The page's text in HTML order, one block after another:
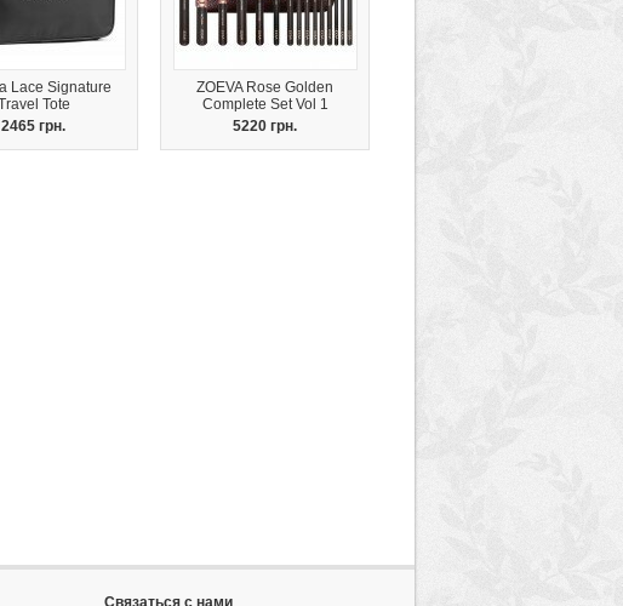
Lace Signature
Tote
2465 грн.
ZOEVA Rose Golden
Complete Set Vol 1
5220 грн.
Связаться с нами